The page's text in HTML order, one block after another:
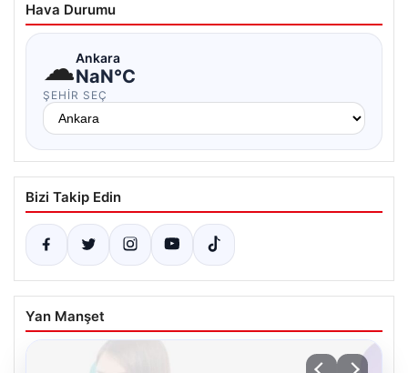
Hava Durumu
☁Ankara
NaN°C
ŞEHIR SEÇ
Bizi Takip Edin
Yan Manşet